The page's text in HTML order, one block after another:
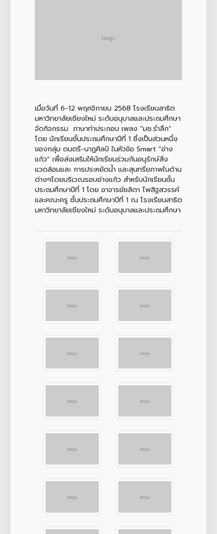
เมื่อวันที่ 6-12 พฤศจิกายน 2568 โรงเรียนสาธิต
มหาวิทยาลัยเชียงใหม่ ระดับอนุบาลและประถมศึกษา
จัดกิจกรรม ภาษาท่าประกอบ เพลง “มช.รำลึก”
โดย นักเรียนชั้นประถมศึกษาปีที่ 1 ซึ่งเป็นส่วนหนึ่ง
ของกลุ่ม ดนตรี-นาฏศิลป์ ในหัวข้อ Smart ”อ่าง
แก้ว“ เพื่อส่งเสริมให้นักเรียนร่วมกันอนุรักษ์สิ่ง
แวดล้อมและ การประหยัดน้ำ และสุนทรียภาพในด้าน
ต่างๆโดยบริเวณรอบอ่างแก้ว สำหรับนักเรียนชั้น
ประถมศึกษาปีที่ 1 โดย อาจารย์ชลิตา ไพสิฐสวรรค์
และคณะครู ชั้นประถมศึกษาปีที่ 1 ณ โรงเรียนสาธิต
มหาวิทยาลัยเชียงใหม่ ระดับอนุบาลและประถมศึกษา